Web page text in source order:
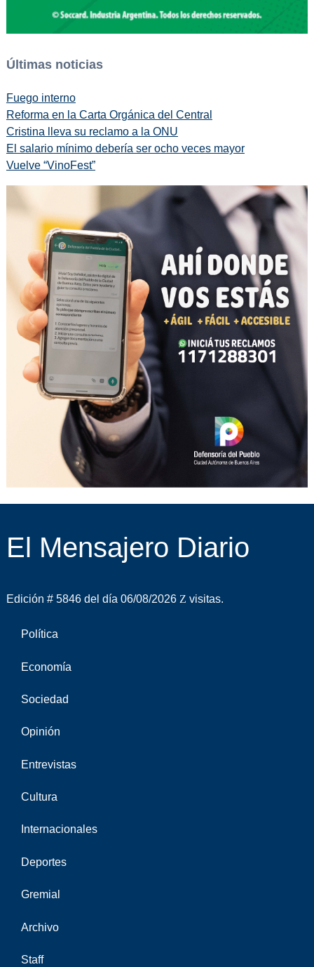
Últimas noticias
Fuego interno
Reforma en la Carta Orgánica del Central
Cristina lleva su reclamo a la ONU
El salario mínimo debería ser ocho veces mayor
Vuelve “VinoFest”
El Mensajero Diario
Edición # 5846 del día 06/08/2026 visitas.
Política
Economía
Sociedad
Opinión
Entrevistas
Cultura
Internacionales
Deportes
Gremial
Archivo
Staff